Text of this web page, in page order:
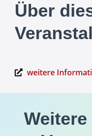
Über
weitere